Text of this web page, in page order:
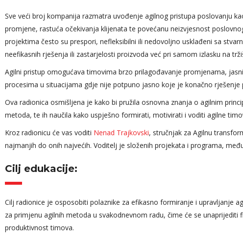
Sve veći broj kompanija razmatra uvođenje agilnog pristupa poslovanju
promjene, rastuća očekivanja klijenata te povećanu neizvjesnost
projektima često su prespori, nefleksibilni ili nedovoljno usklađeni sa
neefikasnih rješenja ili zastarjelosti proizvoda već pri samom izlasku na
Agilni pristup omogućava timovima brzo prilagođavanje promjenama,
procesima u situacijama gdje nije potpuno jasno koje je konačno rješenje
Ova radionica osmišljena je kako bi pružila osnovna znanja o agilnim
metoda, te ih naučila kako uspješno formirati, motivirati i voditi agilne
Kroz radionicu će vas voditi Nenad Trajkovski, stručnjak za Agilnu
najmanjih do onih najvećih. Voditelj je složenih projekata i programa,
Cilj edukacije:
Cilj radionice je osposobiti polaznike za efikasno formiranje i upravljanje
za primjenu agilnih metoda u svakodnevnom radu, čime će se
produktivnost timova.
Angažovanost
tokom cijelog
da slikovito približi
dugogodišnjeg
pažnju efikasno
cijelog predavanja.
Edin Gluhić
Key Account